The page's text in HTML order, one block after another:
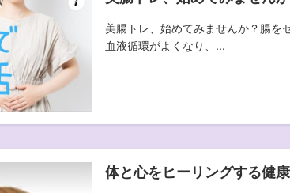
美腸トレ、始めてみませんか？腸を
血液循環がよくなり、...
体と心をヒーリングする健